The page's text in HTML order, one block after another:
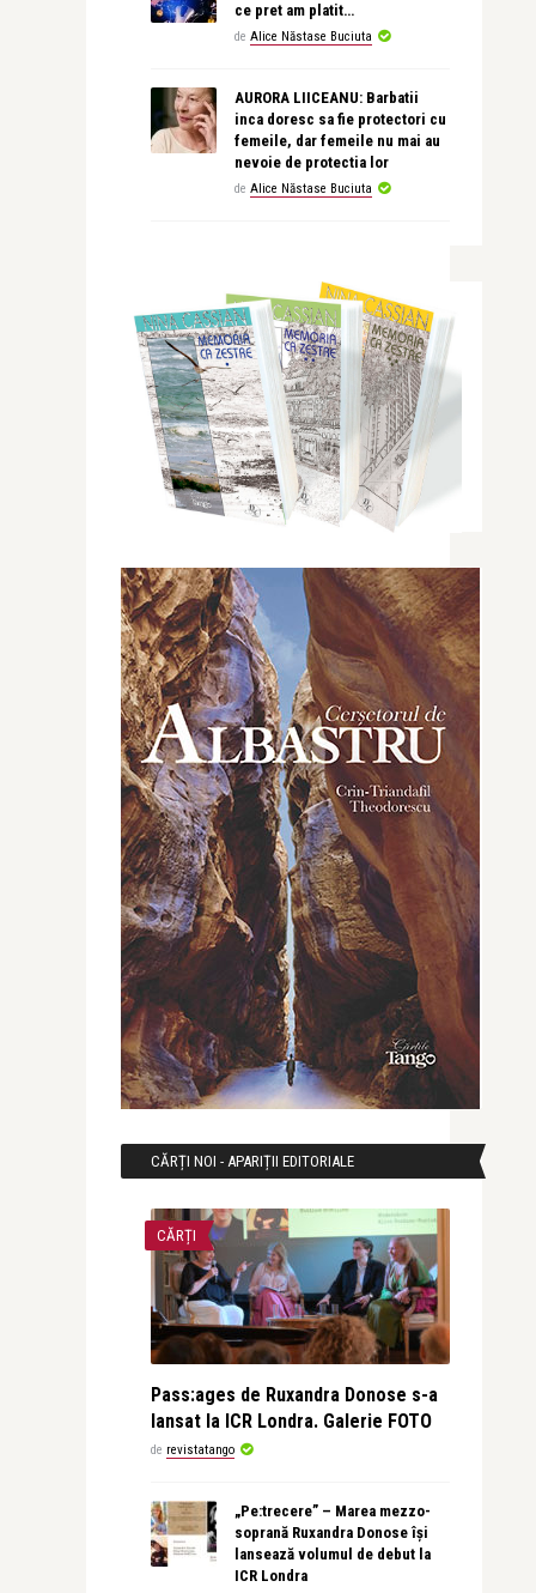
ce pret am platit…
de Alice Năstase Buciuta
AURORA LIICEANU: Barbatii
inca doresc sa fie protectori cu
femeile, dar femeile nu mai au
nevoie de protectia lor
de Alice Năstase Buciuta
CĂRȚI NOI - APARIȚII EDITORIALE
CĂRȚI
Pass:ages de Ruxandra Donose s-a
lansat la ICR Londra. Galerie FOTO
de revistatango
„Pe:trecere” – Marea mezzo-
soprană Ruxandra Donose își
lansează volumul de debut la
ICR Londra